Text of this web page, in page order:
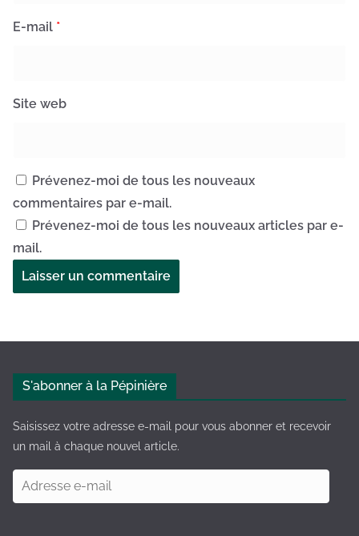
E-mail *
Site web
Prévenez-moi de tous les nouveaux
commentaires par e-mail.
Prévenez-moi de tous les nouveaux articles par e-
mail.
e
v
S'abonner à la Pépinière
Saisissez votre adresse e-mail pour vous abonner et recevoir
un mail à chaque nouvel article.
d